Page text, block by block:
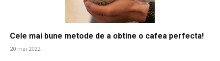
Cele mai bune metode de a obtine o cafea perfecta!
20 mai 2022